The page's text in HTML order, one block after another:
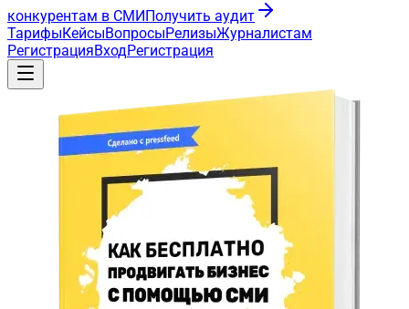
конкурентам в СМИПолучить аудит
ТарифыКейсыВопросыРелизыЖурналистам
РегистрацияВходРегистрация